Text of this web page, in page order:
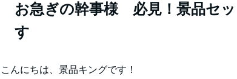
お急ぎの幹事様 必見！景品セッ
す
こんにちは、景品キングです！